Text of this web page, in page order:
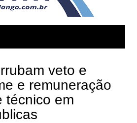
veto e
e remuneração
técnico em